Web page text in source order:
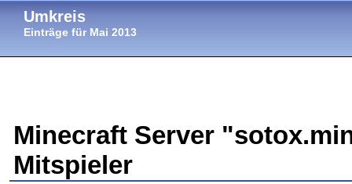
Umkreis
Einträge für Mai 2013
Minecraft Server
Mitspieler